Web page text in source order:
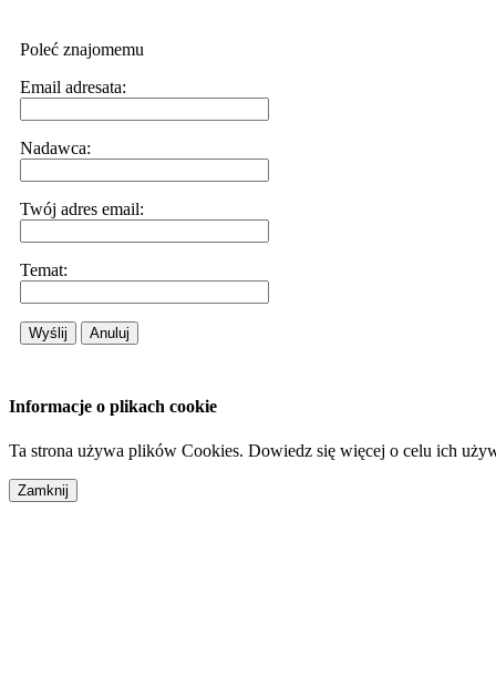
Poleć znajomemu
Email adresata:
Nadawca:
Twój adres email:
Temat:
Wyślij Anuluj
Informacje o plikach cookie
Ta strona używa plików Cookies. Dowiedz się więcej o celu ich